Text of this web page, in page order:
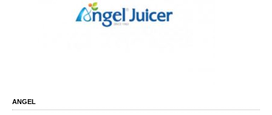
ANGEL